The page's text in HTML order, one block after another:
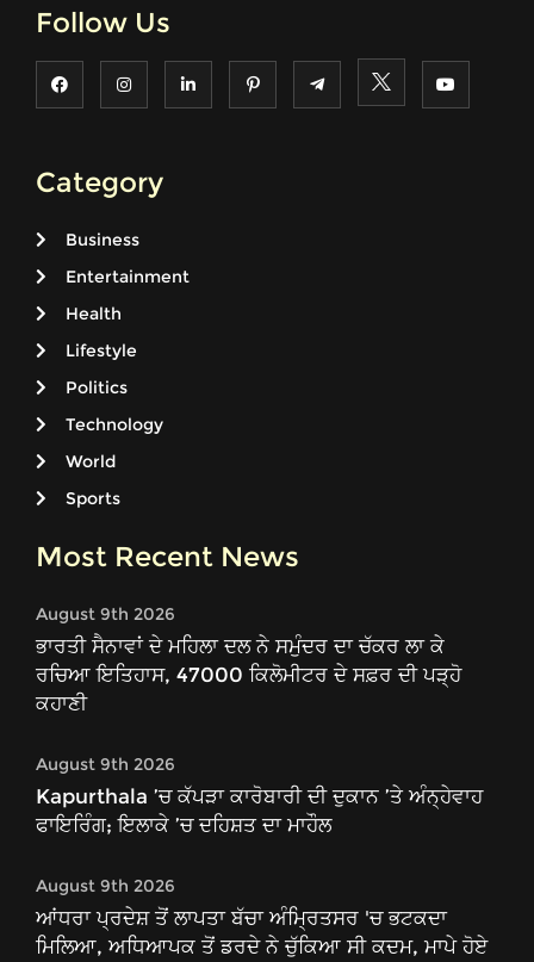
Follow Us
Category
Business
Entertainment
Health
Lifestyle
Politics
Technology
World
Sports
Most Recent News
August 9th 2026
ਭਾਰਤੀ ਸੈਨਾਵਾਂ ਦੇ ਮਹਿਲਾ ਦਲ ਨੇ ਸਮੁੰਦਰ ਦਾ ਚੱਕਰ ਲਾ ਕੇ
ਰਚਿਆ ਇਤਿਹਾਸ, 47000 ਕਿਲੋਮੀਟਰ ਦੇ ਸਫ਼ਰ ਦੀ ਪੜ੍ਹੋ
ਕਹਾਣੀ
August 9th 2026
Kapurthala ’ਚ ਕੱਪੜਾ ਕਾਰੋਬਾਰੀ ਦੀ ਦੁਕਾਨ ’ਤੇ ਅੰਨ੍ਹੇਵਾਹ
ਫਾਇਰਿੰਗ; ਇਲਾਕੇ ’ਚ ਦਹਿਸ਼ਤ ਦਾ ਮਾਹੌਲ
August 9th 2026
ਆਂਧਰਾ ਪ੍ਰਦੇਸ਼ ਤੋਂ ਲਾਪਤਾ ਬੱਚਾ ਅੰਮ੍ਰਿਤਸਰ 'ਚ ਭਟਕਦਾ
ਮਿਲਿਆ, ਅਧਿਆਪਕ ਤੋਂ ਡਰਦੇ ਨੇ ਚੁੱਕਿਆ ਸੀ ਕਦਮ, ਮਾਪੇ ਹੋਏ